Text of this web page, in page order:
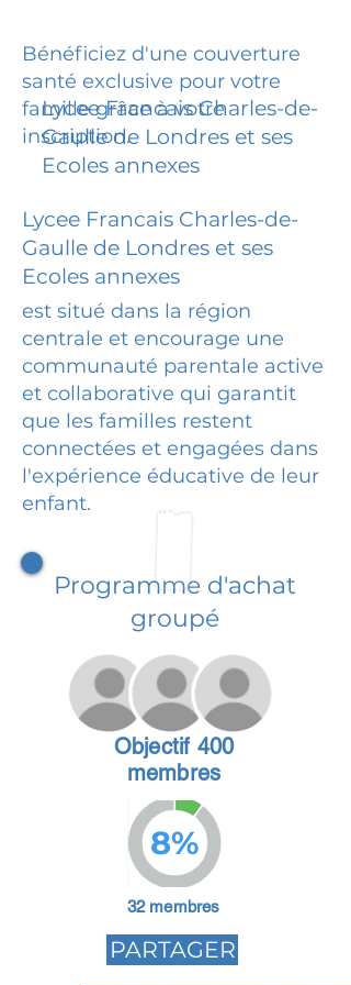
Bénéficiez d'une couverture
santé exclusive pour votre
famille grâce à votre
inscription.
Lycee Francais Charles-de-
Gaulle de Londres et ses
Ecoles annexes
Lycee Francais Charles-de-
Gaulle de Londres et ses
Ecoles annexes
est situé dans la région
centrale et encourage une
communauté parentale active
et collaborative qui garantit
que les familles restent
connectées et engagées dans
l'expérience éducative de leur
enfant.
Programme d'achat
groupé
Objectif 400
membres
8%
32 membres
PARTAGER